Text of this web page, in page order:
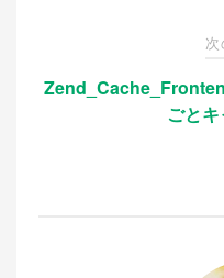
ビ
次
ごと